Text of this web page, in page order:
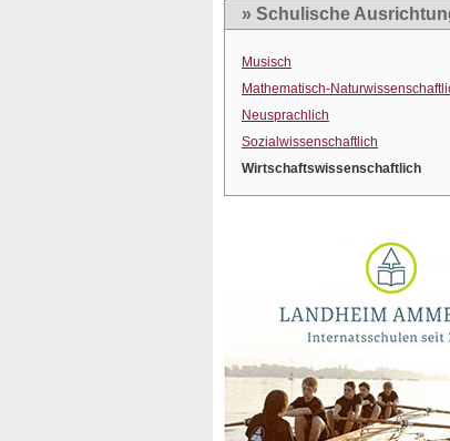
» Schulische
Musisch
Mathematisch-
Neusprachlich
Sozialwissenschaftlich
Wirtschaftswissenschaftlich